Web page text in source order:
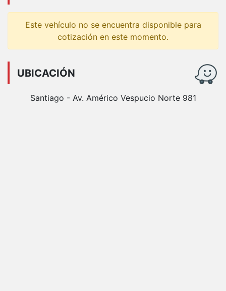
Este vehículo no se encuentra disponible para
cotización en este momento.
UBICACIÓN
Santiago - Av. Américo Vespucio Norte 981